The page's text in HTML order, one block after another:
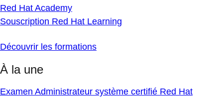
Red Hat Academy
Souscription Red Hat Learning
Découvrir les formations
À la une
Examen Administrateur système certifié Red Hat